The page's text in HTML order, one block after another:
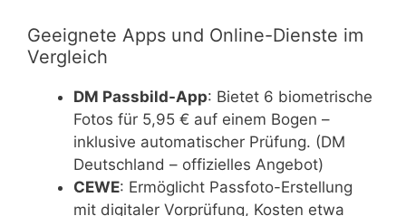
Geeignete Apps und Online-Dienste im
Vergleich
DM Passbild-App: Bietet 6 biometrische
Fotos für 5,95 € auf einem Bogen –
inklusive automatischer Prüfung. (DM
Deutschland – offizielles Angebot)
CEWE: Ermöglicht Passfoto-Erstellung
mit digitaler Vorprüfung, Kosten etwa